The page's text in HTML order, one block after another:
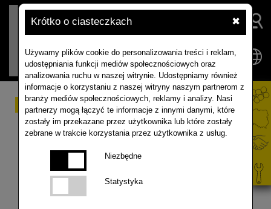
Krótko o ciasteczkach ✖
Używamy plików cookie do personalizowania treści i reklam,
udostępniania funkcji mediów społecznościowych oraz
analizowania ruchu w naszej witrynie. Udostępniamy również
informacje o korzystaniu z naszej witryny naszym partnerom z
branży mediów społecznościowych, reklamy i analizy. Nasi
partnerzy mogą łączyć te informacje z innymi danymi, które
zostały im przekazane przez użytkownika lub które zostały
zebrane w trakcie korzystania przez użytkownika z usług.
Niezbędne
Statystyka
Sytuacja na światowym
rynku rzepaku.
Webinarium top agrar
Polska & RAPOOL
Polska, 2023